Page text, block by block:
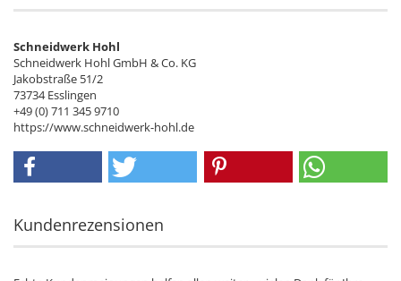
Schneidwerk Hohl
Schneidwerk Hohl GmbH & Co. KG
Jakobstraße 51/2
73734 Esslingen
+49 (0) 711 345 9710
https://www.schneidwerk-hohl.de
Kundenrezensionen